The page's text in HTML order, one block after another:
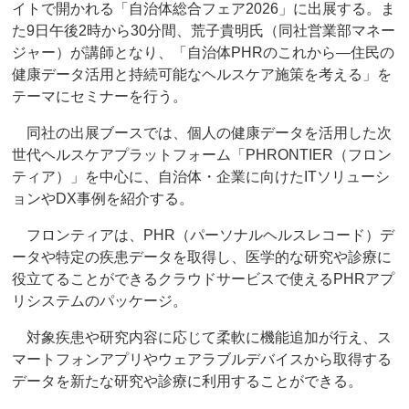
イトで開かれる「自治体総合フェア2026」に出展する。ま
た9日午後2時から30分間、荒子貴明氏（同社営業部マネー
ジャー）が講師となり、「自治体PHRのこれから―住民の
健康データ活用と持続可能なヘルスケア施策を考える」を
テーマにセミナーを行う。
同社の出展ブースでは、個人の健康データを活用した次
世代ヘルスケアプラットフォーム「PHRONTIER（フロン
ティア）」を中心に、自治体・企業に向けたITソリューシ
ョンやDX事例を紹介する。
フロンティアは、PHR（パーソナルヘルスレコード）デ
ータや特定の疾患データを取得し、医学的な研究や診療に
役立てることができるクラウドサービスで使えるPHRアプ
リシステムのパッケージ。
対象疾患や研究内容に応じて柔軟に機能追加が行え、ス
マートフォンアプリやウェアラブルデバイスから取得する
データを新たな研究や診療に利用することができる。